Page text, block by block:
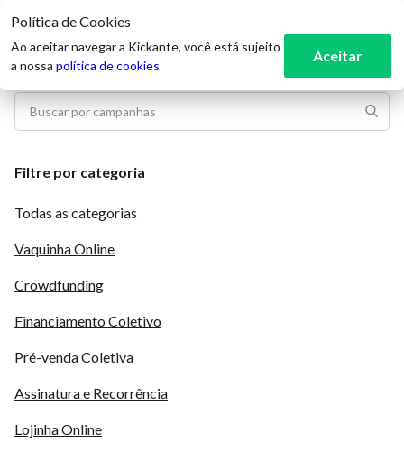
Filtre por categoria
Todas as categorias
Vaquinha Online
Crowdfunding
Financiamento Coletivo
Pré-venda Coletiva
Assinatura e Recorrência
Lojinha Online
Política de Cookies
Ao aceitar navegar a Kickante, você está sujeito
a nossa política de cookies
Aceitar